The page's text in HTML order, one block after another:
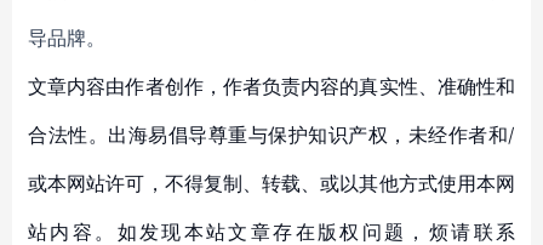
导品牌。
文章内容由作者创作，作者负责内容的真实性、准确性和
合法性。出海易倡导尊重与保护知识产权，未经作者和/
或本网站许可，不得复制、转载、或以其他方式使用本网
站内容。如发现本站文章存在版权问题，烦请联系